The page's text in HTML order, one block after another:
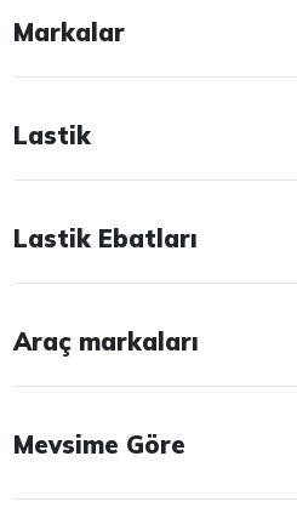
Markalar
Lastik
Lastik Ebatları
Araç markaları
Mevsime Göre